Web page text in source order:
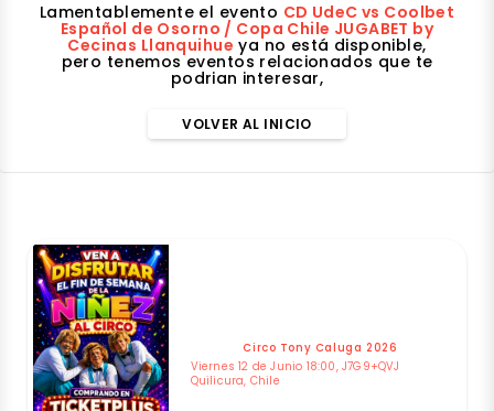
Lamentablemente el evento CD UdeC vs Coolbet
Español de Osorno / Copa Chile JUGABET by
Cecinas Llanquihue ya no está disponible,
pero tenemos eventos relacionados que te
podrian interesar,
VOLVER AL INICIO
Circo Tony Caluga 2026
Viernes 12 de Junio 18:00, J7G9+QVJ
Quilicura, Chile